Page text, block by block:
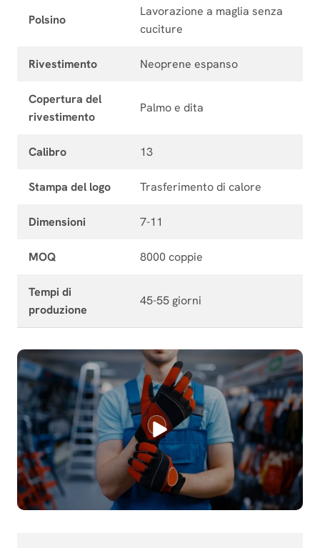
Polsino
Lavorazione a maglia senza
cuciture
Rivestimento Neoprene espanso
Copertura del
rivestimento
Palmo e dita
Calibro 13
Stampa del logo Trasferimento di calore
Dimensioni 7-11
MOQ 8000 coppie
Tempi di
produzione
45-55 giorni